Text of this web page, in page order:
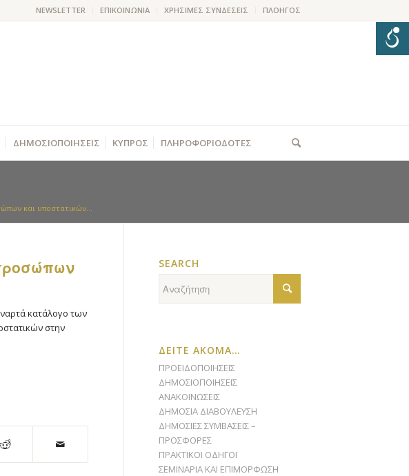
NEWSLETTER ΕΠΙΚΟΙΝΩΝΙΑ ΧΡΗΣΙΜΕΣ ΣΥΝΔΕΣΕΙΣ ΠΛΟΗΓΟΣ
ΔΗΜΟΣΙΟΠΟΙΗΣΕΙΣ ΚΥΠΡΟΣ ΠΛΗΡΟΦΟΡΙΟΔΟΤΕΣ
και υποστατικών...
κατάλογο των
στην
SEARCH
ΔΕΙΤΕ ΑΚΟΜΑ…
ΠΡΟΕΙΔΟΠΟΙΗΣΕΙΣ
ΔΗΜΟΣΙΟΠΟΙΗΣΕΙΣ
ΑΝΑΚΟΙΝΩΣΕΙΣ
ΔΗΜΟΣΙΑ ΔΙΑΒΟΥΛΕΥΣΗ
ΔΗΜΟΣΙΕΣ ΣΥΜΒΑΣΕΙΣ –
ΠΡΟΣΦΟΡΕΣ
ΠΡΑΚΤΙΚΟΙ ΟΔΗΓΟΙ
ΣΕΜΙΝΑΡΙΑ ΚΑΙ ΕΠΙΜΟΡΦΩΣΗ